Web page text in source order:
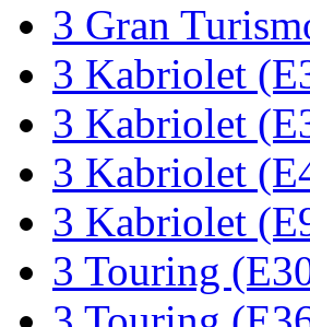
3 Gran
3 Kabriolet
3 Kabriolet
3 Kabriolet
3 Kabriolet
3 Touring